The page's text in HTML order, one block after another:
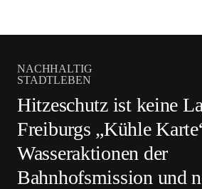
NACHHALTIG
STADTLEBEN
Hitzeschutz ist keine
Freiburgs „Kühle
Wasseraktionen der
Bahnhofsmission und